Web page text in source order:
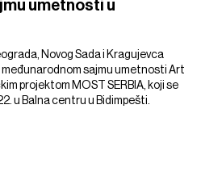
umetnosti u
Novog Sada i Kragujevca
sajmu umetnosti Art
projektom MOST SERBIA, koji se
u Balna centru u Bidimpešti.